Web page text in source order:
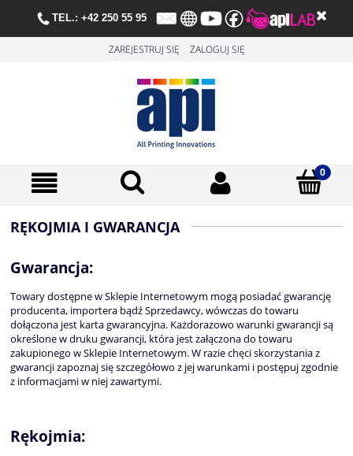
TE L.: +42 250 55 95
ZAREJESTRUJ SIĘ ZALOGUJ SIĘ
RĘKOJMIA I GWARANCJA
Gwarancja:
Towary dostępne w Sklepie Internetowym mogą posiadać gwarancję
producenta, importera bądź Sprzedawcy, wówczas do towaru
dołączona jest karta gwarancyjna. Każdorazowo warunki gwarancji są
określone w druku gwarancji, która jest załączona do towaru
zakupionego w Sklepie Internetowym. W razie chęci skorzystania z
gwarancji zapoznaj się szczegółowo z jej warunkami i postępuj zgodnie
z informacjami w niej zawartymi.
Rękojmia: